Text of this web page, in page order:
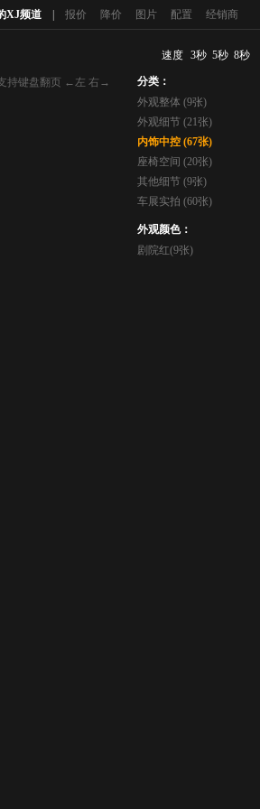
XJ频道 报价 降价 图片 配置 经销商
持键盘翻页 ←左 右→
速度 3秒 5秒 8秒
分类：
外观整体 (9张)
外观细节 (21张)
内饰中控 (67张)
座椅空间 (20张)
其他细节 (9张)
车展实拍 (60张)
外观颜色：
剧院红(9张)